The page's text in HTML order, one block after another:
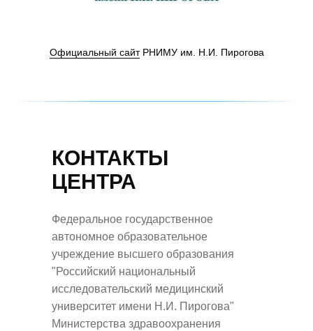
Официальный сайтРНИМУ им. Н.И. Пирогова
КОНТАКТЫ
ЦЕНТРА
Федеральное государственное
автономное образовательное
учреждение высшего образования
"Российский национальный
исследовательский медицинский
университет имени Н.И. Пирогова"
Министерства здравоохранения